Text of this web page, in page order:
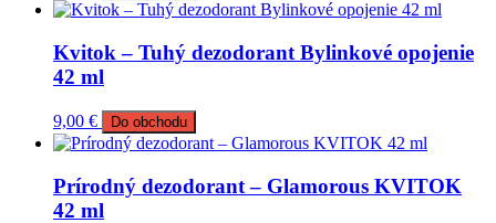
Kvitok – Tuhý dezodorant Bylinkové opojenie
42 ml
9,00 € Do obchodu
Prírodný dezodorant – Glamorous KVITOK
42 ml